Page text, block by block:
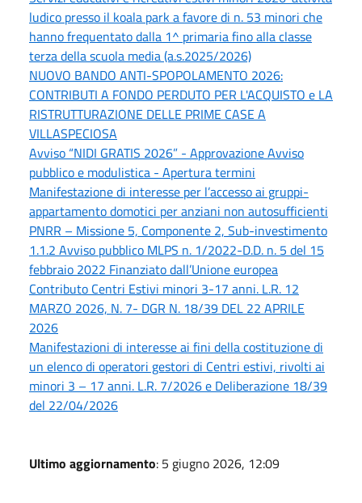
ludico presso il koala park a favore di n. 53 minori che
hanno frequentato dalla 1^ primaria fino alla classe
terza della scuola media (a.s.2025/2026)
NUOVO BANDO ANTI-SPOPOLAMENTO 2026:
CONTRIBUTI A FONDO PERDUTO PER L'ACQUISTO e LA
RISTRUTTURAZIONE DELLE PRIME CASE A
VILLASPECIOSA
Avviso “NIDI GRATIS 2026” - Approvazione Avviso
pubblico e modulistica - Apertura termini
Manifestazione di interesse per l’accesso ai gruppi-
appartamento domotici per anziani non autosufficienti
PNRR – Missione 5, Componente 2, Sub-investimento
1.1.2 Avviso pubblico MLPS n. 1/2022-D.D. n. 5 del 15
febbraio 2022 Finanziato dall’Unione europea
Contributo Centri Estivi minori 3-17 anni. L.R. 12
MARZO 2026, N. 7- DGR N. 18/39 DEL 22 APRILE
2026
Manifestazioni di interesse ai fini della costituzione di
un elenco di operatori gestori di Centri estivi, rivolti ai
minori 3 – 17 anni. L.R. 7/2026 e Deliberazione 18/39
del 22/04/2026
Ultimo aggiornamento: 5 giugno 2026, 12:09